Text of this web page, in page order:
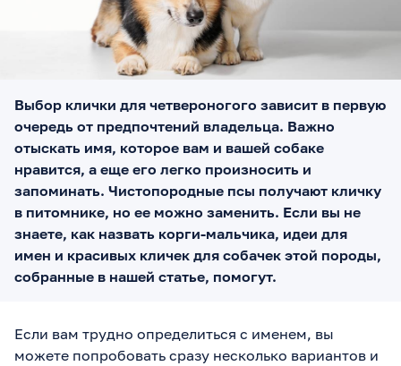
Выбор клички для четвероногого зависит в первую
очередь от предпочтений владельца. Важно
отыскать имя, которое вам и вашей собаке
нравится, а еще его легко произносить и
запоминать. Чистопородные псы получают кличку
в питомнике, но ее можно заменить. Если вы не
знаете, как назвать корги-мальчика, идеи для
имен и красивых кличек для собачек этой породы,
собранные в нашей статье, помогут.
Если вам трудно определиться с именем, вы
можете попробовать сразу несколько вариантов и